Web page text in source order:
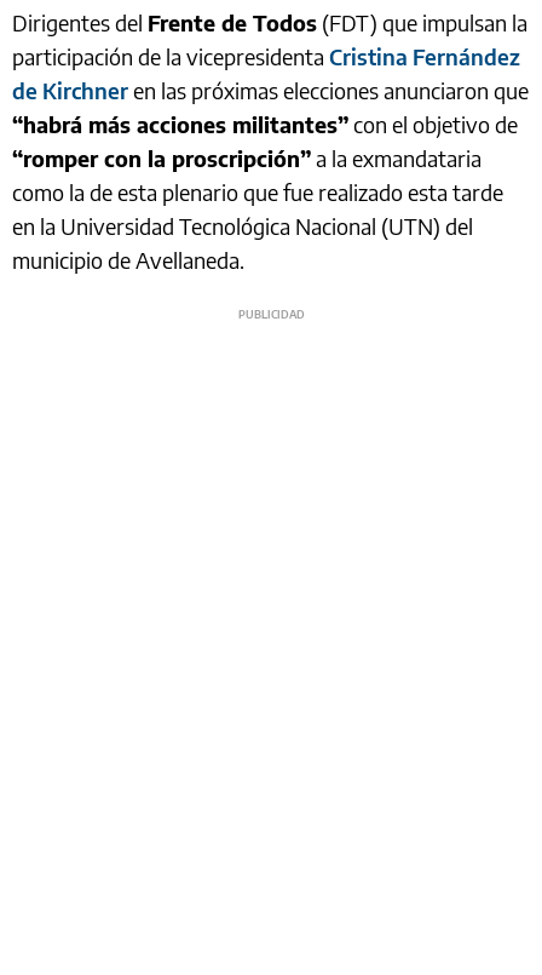
Dirigentes del Frente de Todos (FDT) que impulsan la
participación de la vicepresidenta Cristina Fernández
de Kirchneren las próximas elecciones anunciaron que
“habrá más acciones militantes”con el objetivo de
“romper con la proscripción”a la exmandataria
como la de esta plenario que fue realizado esta tarde
en la Universidad Tecnológica Nacional (UTN) del
municipio de Avellaneda.